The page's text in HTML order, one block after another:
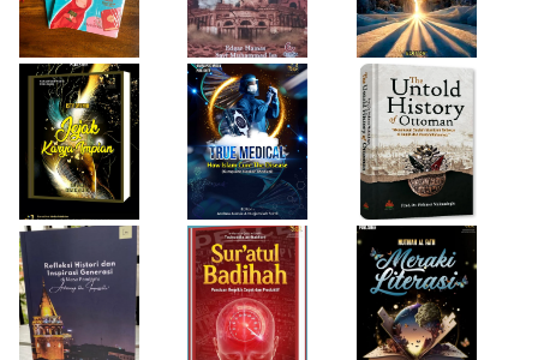
Buku Medis
Ottoman
Desi Wulan Sari
Refleksi Histori
dan Inspirasi
Generasi di Masa
Pandemi
“Achieving the
Impossible”
Firda Umayah
Sur'atul Badihah,
Panduan Berpikir
Cepat dan
Produktif
Sartinah
Rempaka
Literasiku